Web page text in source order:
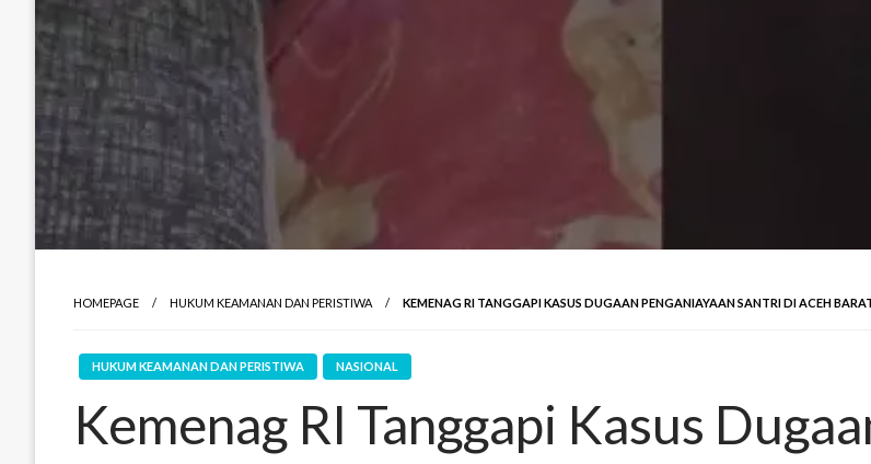
HOMEPAGE HUKUM KEAMANAN DAN PERISTIWA KEMENAG RI TANGGAPI KASUS DUGAAN PENGANIAYAAN SANTRI DI ACEH
HUKUM KEAMANAN DAN PERISTIWA NASIONAL
Kemenag RI Tanggapi Kasus